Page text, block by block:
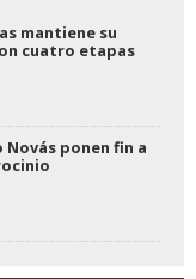
mantiene su
cuatro etapas
ponen fin a